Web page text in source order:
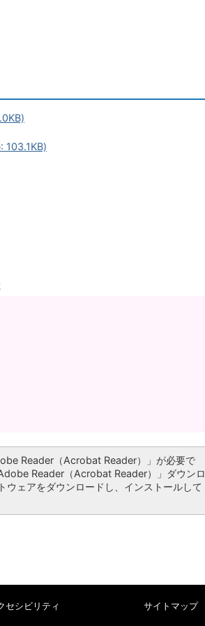
103.1KB)
Reader（Acrobat Reader）」が必要で
Reader（Acrobat Reader）」ダウンロ
ウェアをダウンロードし、インストールして
セシビリティ サイトマップ